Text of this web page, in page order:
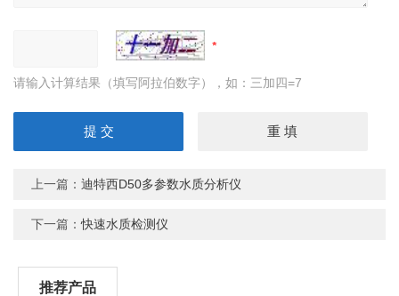
请输入计算结果（填写阿拉伯数字），如：三加四=7
上一篇：迪特西D50多参数水质分析仪
下一篇：快速水质检测仪
推荐产品